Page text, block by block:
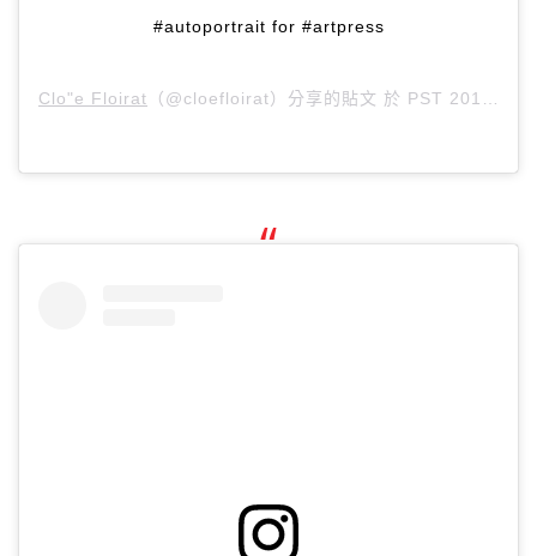
#autoportrait for #artpress
Clo"e Floirat （@cloefloirat）分享的貼文 於 PST 2018 年 1月 月 26 日 上午 4:51